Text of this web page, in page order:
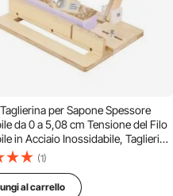
per Sapone Spessore
da 0 a 5,08 cm Tensione del Filo
in Acciaio Inossidabile, Taglierina
per Candele, Strumento di
da Te
(1)
al carrello